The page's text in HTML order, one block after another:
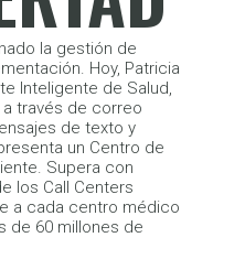
la gestión de
Hoy, Patricia
Inteligente de Salud,
través de correo
de texto y
un Centro de
Supera con
los Call Centers
a cada centro médico
de 60 millones de